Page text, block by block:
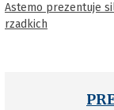
Astemo prezentuje
rzadkich